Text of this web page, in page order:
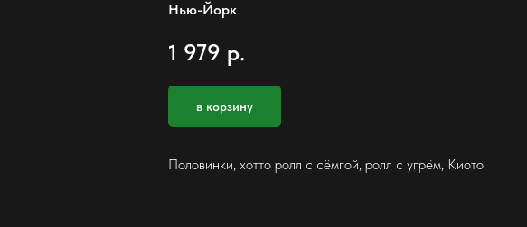
Нью-Йорк
1 979 р.
в корзину
Половинки, хотто ролл с сёмгой, ролл с угрём, Киото